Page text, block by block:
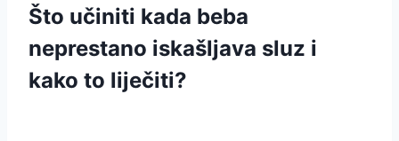
Što učiniti kada beba
neprestano iskašljava sluz i
kako to liječiti?